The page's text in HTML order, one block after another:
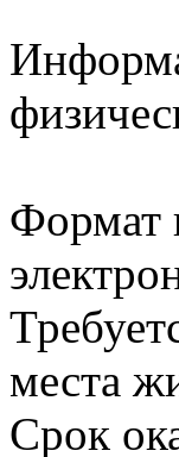
Формат
места
Срок